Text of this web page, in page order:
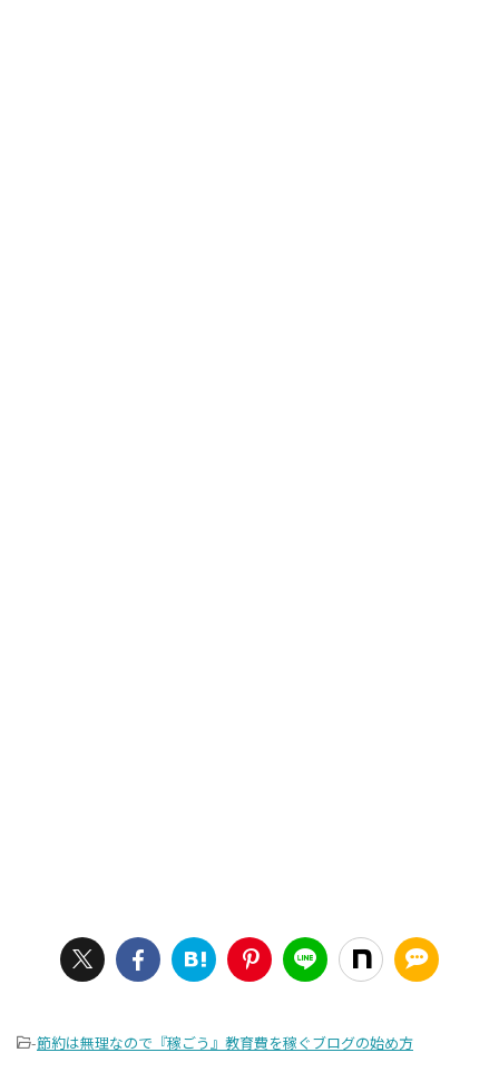
-節約は無理なので『稼ごう』教育費を稼ぐブログの始め方